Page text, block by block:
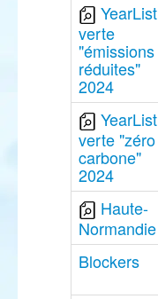
YearList
verte
"émissions
réduites"
2024
YearList
verte "zéro
carbone"
2024
Haute-
Normandie
Blockers